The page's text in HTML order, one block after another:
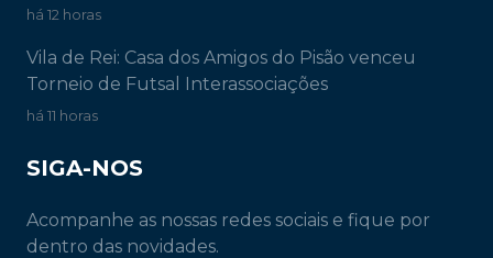
há 12 horas
Vila de Rei: Casa dos Amigos do Pisão venceu
Torneio de Futsal Interassociações
há 11 horas
SIGA-NOS
Acompanhe as nossas redes sociais e fique por
dentro das novidades.